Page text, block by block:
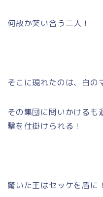
何故か笑い合う二人！
そこに現れたのは、白の
その集団に問いかけるも
撃を仕掛けられる！
驚いた王はセッケを盾に！